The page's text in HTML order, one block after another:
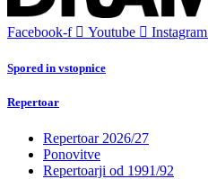
Facebook-f Youtube Instagram
Spored in vstopnice
Repertoar
Repertoar 2026/27
Ponovitve
Repertoarji od 1991/92